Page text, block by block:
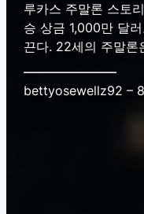
루카스 주말론 스토
승 상금 1,000만 달
끈다. 22세의 주말론
bettyosewellz92 –